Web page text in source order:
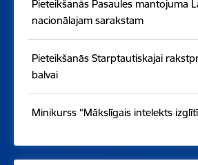
Pieteikšanās Pasaules mantojuma
nacionālajam sarakstam
Pieteikšanās Starptautiskajai
balvai
Minikurss “Mākslīgais intelekts